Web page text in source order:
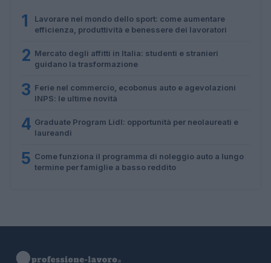
1
Lavorare nel mondo dello sport: come aumentare
efficienza, produttività e benessere dei lavoratori
2 Mercato degli affitti in Italia: studenti e stranieri
guidano la trasformazione
3 Ferie nel commercio, ecobonus auto e agevolazioni
INPS: le ultime novità
4 Graduate Program Lidl: opportunità per neolaureati e
laureandi
5 Come funziona il programma di noleggio auto a lungo
termine per famiglie a basso reddito